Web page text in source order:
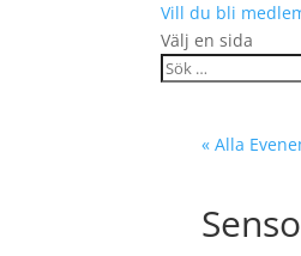
Vill du bli
Välj en sida
« Alla